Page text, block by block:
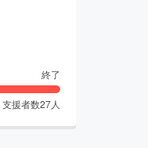
終了
支援者数27人